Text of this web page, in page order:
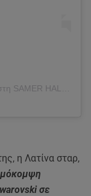
η Λατίνα σταρ,
σε